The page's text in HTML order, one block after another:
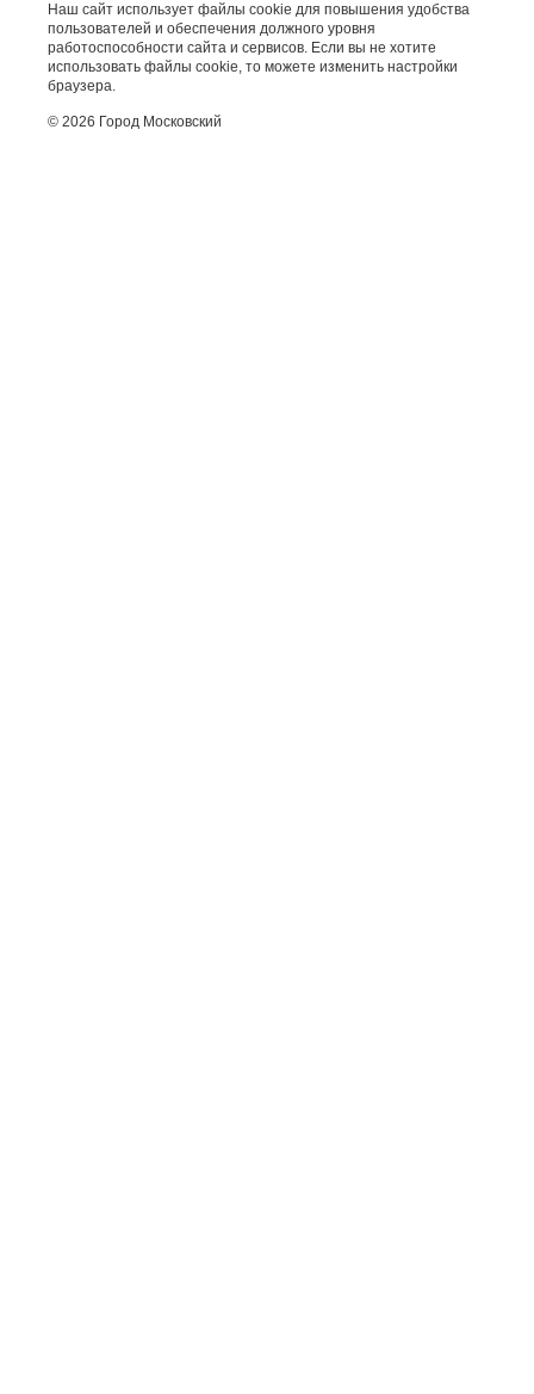
Наш сайт использует файлы cookie для повышения удобства
пользователей и обеспечения должного уровня
работоспособности сайта и сервисов. Если вы не хотите
использовать файлы cookie, то можете изменить настройки
браузера.
© 2026 Город Московский